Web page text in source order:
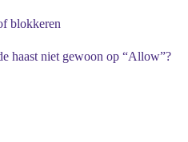
blokkeren
niet gewoon op “Allow”?